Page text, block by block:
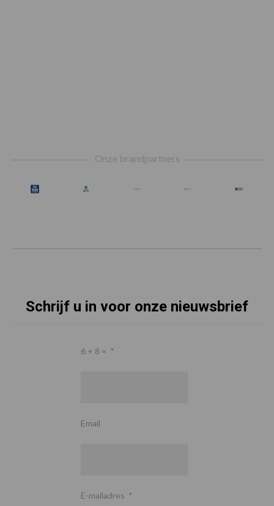
Onze brandpartners
Schrijf u in voor onze nieuwsbrief
6 + 8 = *
Email
E-mailadres *